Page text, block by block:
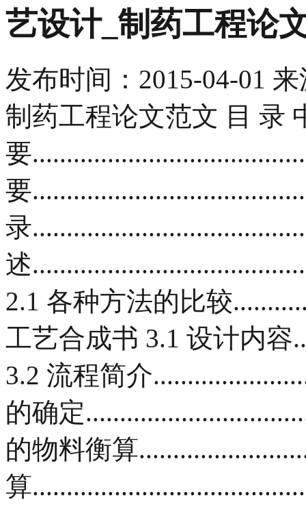
艺设计_制药工程论
发布时间： 2015-04-01 来
制药工程论文范文 目 录
要
要
录
述
2.1 各种方法的比较
工艺合成书 3.1 设计内容
3.2 流程简介
的确定
的物料衡算
算